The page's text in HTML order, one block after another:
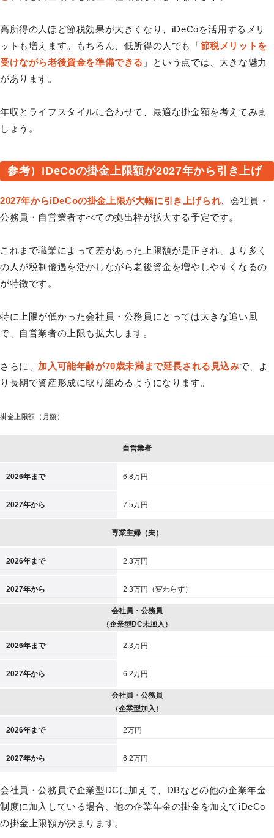
高所得の人ほど節税効果が大きくなり、iDeCoを活用するメリ
ットも増えます。もちろん、低所得の人でも「節税メリットを
受けながら老後資金を準備できる 」という点では、大きな魅力
があります。
年収とライフスタイルに合わせて、最適な掛金額を考えてみま
しょう。
参考）iDeCoの掛金上限額が2027年から引き上げ
2027年からiDeCoの掛金上限が大幅に引き上げられ 、会社員・
公務員・自営業者すべての拠出枠が拡大する予定です。
これまで職業によって差があった上限額が是正され、より多く
の人が税制優遇を活かしながら老後資金を増やしやすくなるの
が特徴です。
特に上限が低かった会社員・公務員にとっては大きな追い風
で、自営業者の上限も拡大します。
さらに、 加入可能年齢が70歳未満まで延長される見込みで、よ
り長期で資産形成に取り組めるようになります。
掛金上限額（月額）
自営業者
2026年まで 6.8万円
2027年から 7.5万円
専業主婦（夫）
2026年まで 2.3万円
2027年から 2.3万円（変わらず）
会社員・公務員
（企業型DC未加入）
2026年まで 2.3万円
2027年から 6.2万円
会社員・公務員
（企業型加入）
2026年まで 2万円
2027年から 6.2万円
会社員・公務員で企業型DCに加えて、DBなどの他の企業年金
制度に加入している場合、他の企業年金の掛金を加えてiDeCo
の掛金上限額が決まります。